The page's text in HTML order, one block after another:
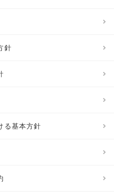
針
る基本方針